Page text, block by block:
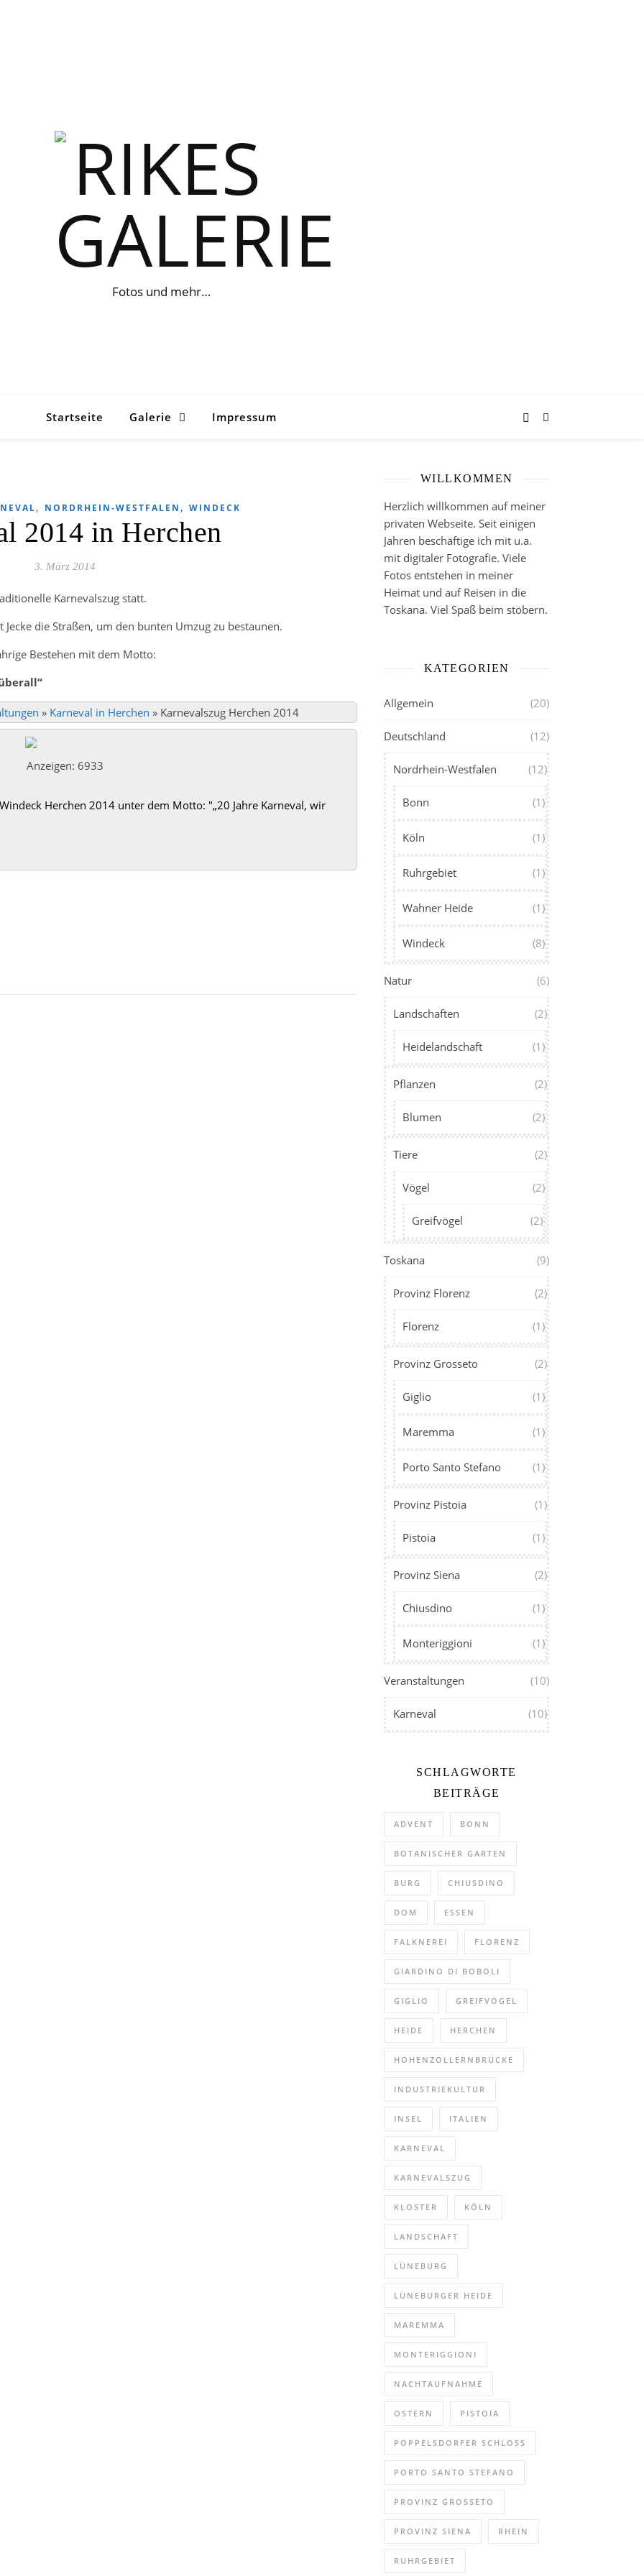
Fotos und mehr…
Startseite Galerie Impressum
, NORDRHEIN-WESTFALEN , WINDECK
2014 in Herchen
3. März 2014
Karnevalszug statt.
die Straßen, um den bunten Umzug zu bestaunen.
Bestehen mit dem Motto:
“
» Karneval in Herchen » Karnevalszug Herchen 2014
Anzeigen: 6933
Herchen 2014 unter dem Motto: "„20 Jahre Karneval, wir
WILLKOMMEN
Herzlich willkommen auf meiner
privaten Webseite. Seit einigen
Jahren beschäftige ich mit u.a.
mit digitaler Fotografie. Viele
Fotos entstehen in meiner
Heimat und auf Reisen in die
Toskana. Viel Spaß beim stöbern.
KATEGORIEN
Allgemein (20)
Deutschland (12)
Nordrhein-Westfalen (12)
Bonn (1)
Köln (1)
Ruhrgebiet (1)
Wahner Heide (1)
Windeck (8)
Natur (6)
Landschaften (2)
Heidelandschaft (1)
Pflanzen (2)
Blumen (2)
Tiere (2)
Vögel (2)
Greifvögel (2)
Toskana (9)
Provinz Florenz (2)
Florenz (1)
Provinz Grosseto (2)
Giglio (1)
Maremma (1)
Porto Santo Stefano (1)
Provinz Pistoia (1)
Pistoia (1)
Provinz Siena (2)
Chiusdino (1)
Monteriggioni (1)
Veranstaltungen (10)
Karneval (10)
SCHLAGWORTE
BEITRÄGE
ADVENT BONN
BOTANISCHER GARTEN
BURG CHIUSDINO
DOM ESSEN
FALKNEREI FLORENZ
GIARDINO DI BOBOLI
GIGLIO GREIFVOGEL
HEIDE HERCHEN
HOHENZOLLERNBRÜCKE
INDUSTRIEKULTUR
INSEL ITALIEN
KARNEVAL
KARNEVALSZUG
KLOSTER KÖLN
LANDSCHAFT
LÜNEBURG
LÜNEBURGER HEIDE
MAREMMA
MONTERIGGIONI
NACHTAUFNAHME
OSTERN PISTOIA
POPPELSDORFER SCHLOSS
PORTO SANTO STEFANO
PROVINZ GROSSETO
PROVINZ SIENA RHEIN
RUHRGEBIET